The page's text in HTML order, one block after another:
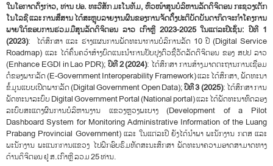
ໃນໂອກາດດັ່ງກ່າວ, ທ່ານ ປອ. ທະວີສັກ ມະໂນທັມ, ຫົວໜ້າສູນບໍລິຫານລັດດິຈິຕອນ ກະຊວງເຕັກ
ໂນໂລຊີ ແລະ ການສື່ສານ ໄດ້ສະຫຼຸບລາຍງານຜົນຂອງການຈັດຕັ້ງປະຕິບັດບັນດາກິດຈະກໍາໂຄງການ
ພາຍໃຕ້ຂອບການຮ່ວມມືສູນລັດດິຈິຕອນ ລາວ ເກົາຫຼີ 2023-2025ໃນແຕ່ລະປີເຊັ່ນ:ປີທີ 1
(2023): ໄດ້ສຶກສາ ແລະ ຮ່າງແຜນການພັດທະນາການບໍລິການລັດ 10 ປີ (Digital Service
Roadmap) ແລະ ໄດ້ຄົ້ນຄວ້າສ້າງບົດແນະນໍາການປັບປຸງຕົວຊີ້ວັດລັດດິຈິຕອນ ຂອງ ສປປ ລາວ
(Enhance EGDI in Lao PDR); ປິທີ 2 (2024): ໄດ້ສຶກສາ ການສ້າງມາດຕະຖານການເຊື່ອມ
ຕໍ່ຂອງພາກລັດ (E-Government Interoperability Framework) ແລະ ໄດ້ສຶກສາ, ພັດທະນາ
ຂໍ້ມູນແບບເປີດພາກລັດ (Digital Government Open Data);ປິທີ 3 (2025): ໄດ້ສຶກສາ ການ
ພັດທະນາລະບົບ Digital Government Portal (National portal) ແລະ ໄດ້ພັດທະນາທົດລອງ
ລະບົບສະແດງຜົນການບໍລິຫານງານ ແຂວງຫຼວງພະບາງ (Development of a Pilot
Dashboard System for Monitoring Administrative Information of the Luang
Prabang Provincial Government) ແລະ ໃນແຕ່ລະປີ ຍັງໄດ້ນໍາພາ ພະນັກງານ ກຕສ ແລະ
ພະນັກງານ ພະແນກການແຂວງ ໄປຝຶກອົບຮົມທັດສະນະສຶກສາ ພັດທະນາຄວາມອາດສາມາດທາງ
ດ້ານດິຈິຕອນ ຢູ່ ສ.ເກົາຫຼີ ລວມ 25 ທ່ານ.